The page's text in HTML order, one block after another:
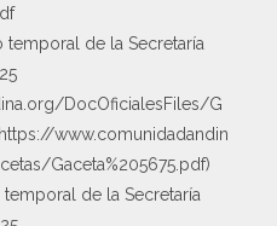
temporal de la Secretaría
DocOficialesFiles/G
www.comunidadandin
Gaceta%205675.pdf)
temporal de la Secretaría